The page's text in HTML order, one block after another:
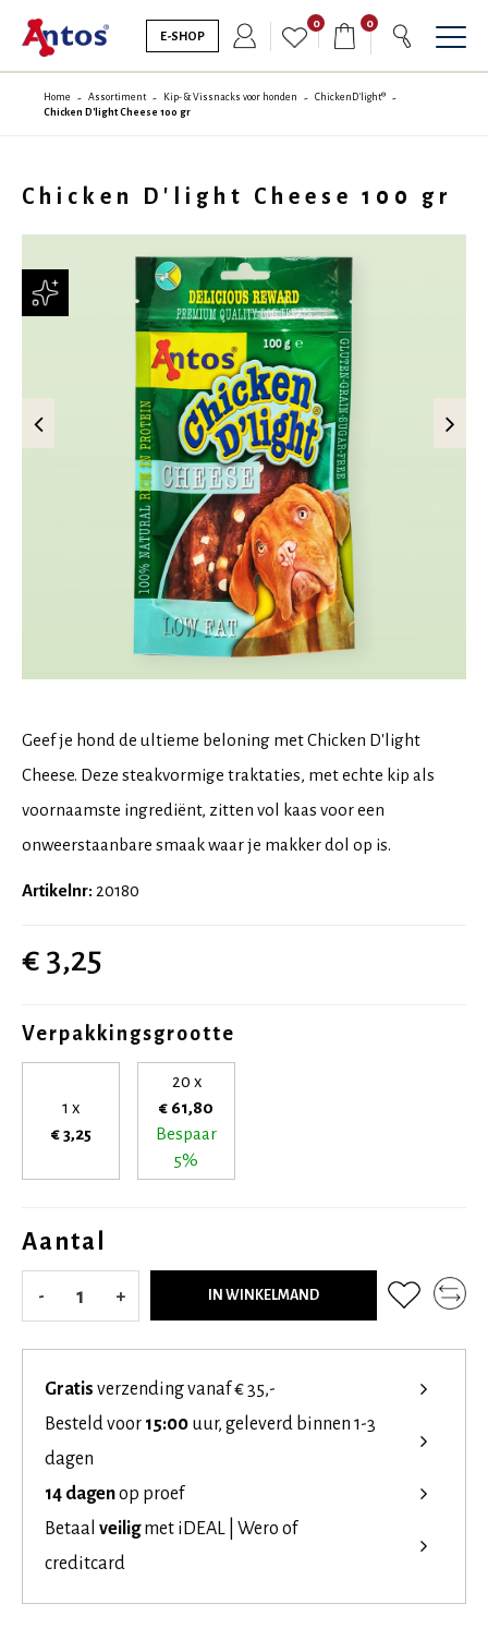
E-SHOP
0 0
Home Assortiment Kip- & Vissnacks voor honden
ChickenD'light®
Chicken D'light Cheese 100 gr
Chicken D'light Cheese 100 gr
Geef je hond de ultieme beloning met Chicken D'light
Cheese. Deze steakvormige traktaties, met echte kip als
voornaamste ingrediënt, zitten vol kaas voor een
onweerstaanbare smaak waar je makker dol op is.
Artikelnr: 20180
€ 3,25
Verpakkingsgrootte
1 x
€ 3,25
20 x
€ 61,80
Bespaar
5%
Aantal
- + IN WINKELMAND
Gratis verzending vanaf € 35,-
Besteld voor 15:00 uur, geleverd binnen 1-3
dagen
14 dagenop proef
Betaal veiligmet iDEAL | Wero of
creditcard